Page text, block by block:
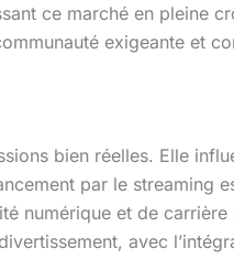
ce marché en pleine
exigeante et
bien réelles. Elle
par le streaming
numérique et de
avec